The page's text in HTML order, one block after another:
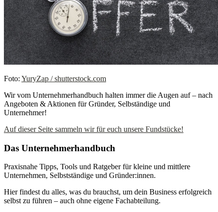
Foto: YuryZap / shutterstock.com
Wir vom Unternehmerhandbuch halten immer die Augen auf – nach
Angeboten & Aktionen für Gründer, Selbständige und
Unternehmer!
Auf dieser Seite sammeln wir für euch unsere Fundstücke!
Das Unternehmerhandbuch
Praxisnahe Tipps, Tools und Ratgeber für kleine und mittlere
Unternehmen, Selbstständige und Gründer:innen.
Hier findest du alles, was du brauchst, um dein Business erfolgreich
selbst zu führen – auch ohne eigene Fachabteilung.